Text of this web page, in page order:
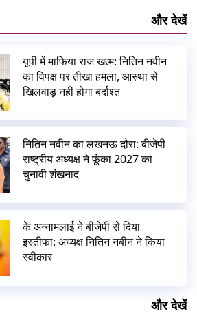
और देखें
यूपी में माफिया राज खत्म: नितिन नवीन
का विपक्ष पर तीखा हमला, आस्था से
खिलवाड़ नहीं होगा बर्दाश्त
नितिन नवीन का लखनऊ दौरा: बीजेपी
राष्ट्रीय अध्यक्ष ने फूंका 2027 का
चुनावी शंखनाद
के अन्नामलाई ने बीजेपी से दिया
इस्तीफा: अध्यक्ष नितिन नबीन ने किया
स्वीकार
और देखें